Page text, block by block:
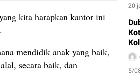
kita harapkan kantor ini
mendidik anak yang baik,
secara baik, dan
20
5/